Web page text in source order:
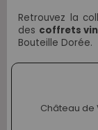
Retrouvez la
des coffrets
Bouteille Dorée.
Château de